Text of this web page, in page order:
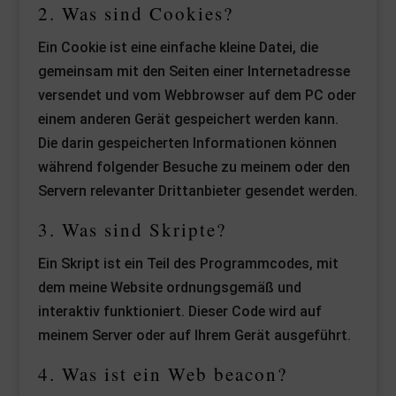
2. Was sind Cookies?
Ein Cookie ist eine einfache kleine Datei, die
gemeinsam mit den Seiten einer Internetadresse
versendet und vom Webbrowser auf dem PC oder
einem anderen Gerät gespeichert werden kann.
Die darin gespeicherten Informationen können
während folgender Besuche zu meinem oder den
Servern relevanter Drittanbieter gesendet werden.
3. Was sind Skripte?
Ein Skript ist ein Teil des Programmcodes, mit
dem meine Website ordnungsgemäß und
interaktiv funktioniert. Dieser Code wird auf
meinem Server oder auf Ihrem Gerät ausgeführt.
4. Was ist ein Web beacon?